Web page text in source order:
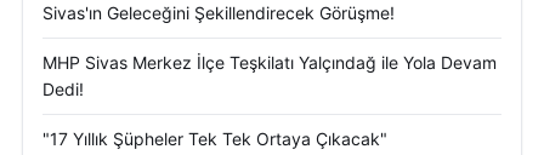
Sivas'ın Geleceğini Şekillendirecek Görüşme!
MHP Sivas Merkez İlçe Teşkilatı Yalçındağ ile Yola Devam
Dedi!
"17 Yıllık Şüpheler Tek Tek Ortaya Çıkacak"